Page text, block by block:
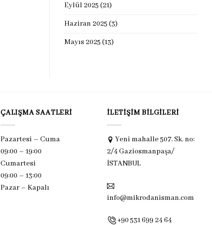
Eylül 2025 (21)
Haziran 2025 (3)
Mayıs 2025 (13)
ÇALIŞMA SAATLERI
Pazartesi – Cuma
09:00 – 19:00
Cumartesi
09:00 – 13:00
Pazar – Kapalı
İLETIŞIM BILGILERI
Yeni mahalle 507. Sk. no:
2/4 Gaziosmanpaşa/
İSTANBUL
info@mikrodanisman.com
+90 531 699 24 64